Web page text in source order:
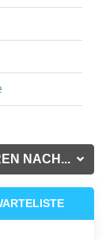
NACH...